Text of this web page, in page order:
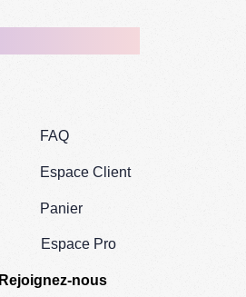
FAQ
Espace Client
Panier
Espace Pro
Rejoignez-nous